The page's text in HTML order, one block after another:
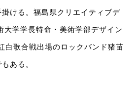
ける。福島県クリエイティブデ
大学学長特命・美術学部デザイン
白歌合戦出場のロックバンド猪苗
ある。